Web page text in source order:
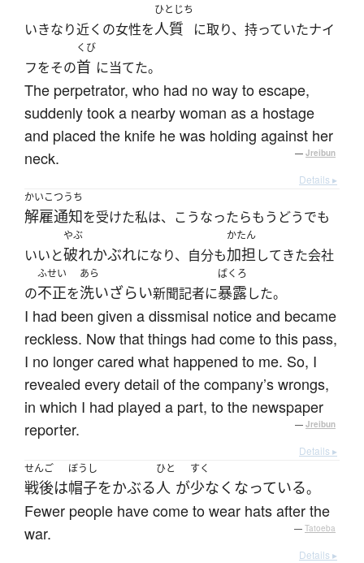
いきなり近くの女性を
ひとじち
人質 に取り、持っていたナイ
フをその
くび
首 に当てた。
The perpetrator, who had no way to escape,
suddenly took a nearby woman as a hostage
and placed the knife he was holding against her
neck.
— Jreibun
Details ▸
かいこつうち
解雇通知を受けた私は、こうなったらもうどうでも
いいと
やぶ
破れかぶれになり、自分も
かたん
加担してきた会社
の
ふせい
不正を
あら
洗いざらい新聞記者に
ばくろ
暴露した。
I had been given a dissmisal notice and became
reckless. Now that things had come to this pass,
I no longer cared what happened to me. So, I
revealed every detail of the company’s wrongs,
in which I had played a part, to the newspaper
reporter.
— Jreibun
Details ▸
せんご
戦後は
ぼうし
帽子をかぶる
ひと
人 が
すく
少なく なっている。
Fewer people have come to wear hats after the
war.
— Tatoeba
Details ▸